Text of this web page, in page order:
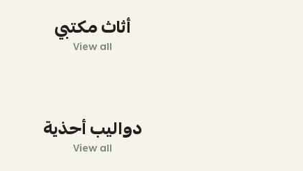
أثاث مكتبي
View all
دواليب أحذية
View all